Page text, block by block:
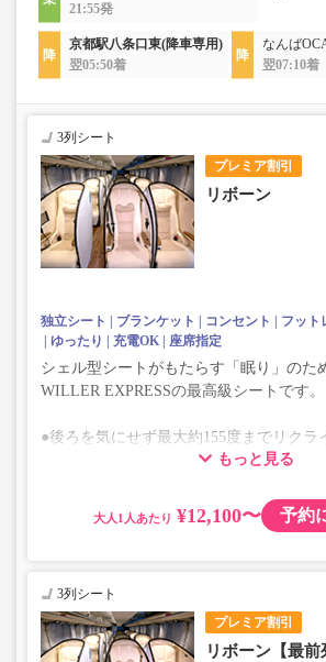
21:55発
京都駅八条口東(降車専用)
翌05:50着
なんば
翌07:10着
プレミア割引
3列シート
リボーン
独立シート ブランケット コンセント フット
ゆったり
充電OK 座席指定
シェル型シートがもたらす「眠り」のた
WILLER EXPRESSの最高級シートです。
●後ろを気にせず最大約155度までリクラ
●座席・レッグレスト・フットレストが
もっと見る
大人 ¥12,100〜 予約
プレミア割引
3列シート
リボーン【最前